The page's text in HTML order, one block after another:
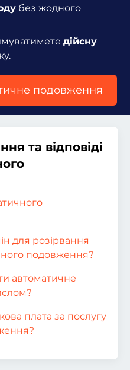
без жодного
дійсну
подовження
та відповіді
для розірвання
подовження?
автоматичне
плата за послугу